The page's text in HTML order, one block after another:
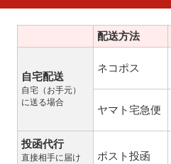
配送方法
自宅配送
自宅（お手元）
に送る場合
ネコポス
ヤマト宅急便
投函代行
直接相手に届け
ポスト投函